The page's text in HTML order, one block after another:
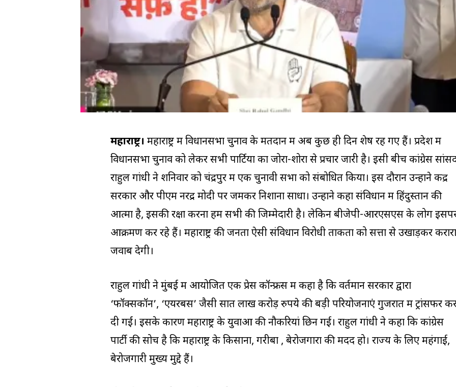
महाराष्ट्र। महाराष्ट्र में विधानसभा चुनाव के मतदान में अब कुछ ही दिन शेष रह गए हैं। प्रदेश में
विधानसभा चुनाव को लेकर सभी पार्टियों का जोरों-शोरों से प्रचार जारी है। इसी बीच कांग्रेस
राहुल गांधी ने शनिवार को चंद्रपुर में एक चुनावी सभा को संबोधित किया। इस दौरान उन्होंने केंद्र
सरकार और पीएम नरेंद्र मोदी पर जमकर निशाना साधा। उन्होंने कहा संविधान में हिंदुस्तान की
आत्मा है, इसकी रक्षा करना हम सभी की जिम्मेदारी है। लेकिन बीजेपी-आरएसएस के लोग
आक्रमण कर रहे हैं। महाराष्ट्र की जनता ऐसी संविधान विरोधी ताकतों को सत्ता से उखाड़कर करारा
जवाब देगी।
राहुल गांधी ने मुंबई में आयोजित एक प्रेस कॉन्फ्रेंस में कहा है कि वर्तमान सरकार द्वारा
‘फॉक्सकॉन’, ‘एयरबस’ जैसी सात लाख करोड़ रुपये की बड़ी परियोजनाएं गुजरात में ट्रांसफर
दी गईं। इसके कारण महाराष्ट्र के युवाओं की नौकरियां छिन गई। राहुल गांधी ने कहा कि कांग्रेस
पार्टी की सोच है कि महाराष्ट्र के किसानों, गरीबों , बेरोजगारों की मदद हो। राज्य के लिए महंगाई,
बेरोजगारी मुख्य मुद्दे हैं।